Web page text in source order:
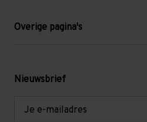
Blog
Levering en afhalen
Overige pagina's
Mezzanine
Nieuwsbrief